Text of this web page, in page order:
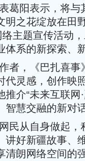
阳表示，将与
明之花绽放在田
络主题宣传活动
体系的新探索、
，《巴扎喜事
代灵感，创作映
介“未来互联网
智慧交融的新对
从自身做起，
讲好新疆故事、
清朗网络空间的